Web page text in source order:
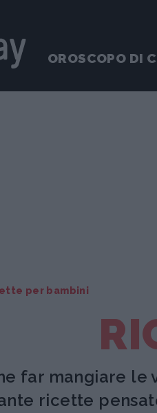
OROSCOPO DI
per bambini
far mangiare le
ricette